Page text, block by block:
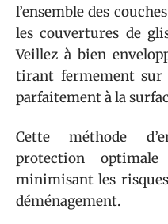
l’ensemble des
les couvertures de
Veillez à bien
tirant fermement sur
parfaitement à la
Cette méthode
protection
minimisant les
déménagement.